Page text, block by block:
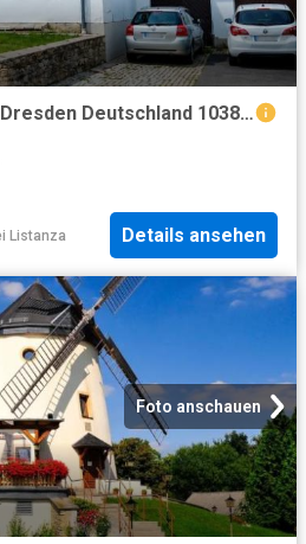
4 Schlafzimmer Haus Dresden Deutschland 103843349
Listanza Details ansehen
Foto anschauen